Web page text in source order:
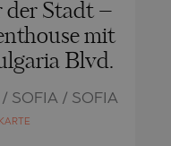
der Stadt –
mit
Blvd.
/ SOFIA / SOFIA
KARTE